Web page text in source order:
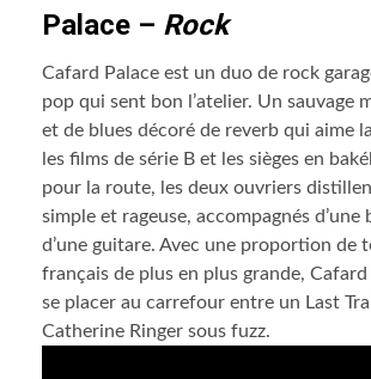
Palace – Rock
Cafard Palace est un duo de rock
pop qui sent bon l’atelier. Un sauvage
et de blues décoré de reverb qui aime
les films de série B et les sièges en
pour la route, les deux ouvriers
simple et rageuse, accompagnés d’une
d’une guitare. Avec une proportion de
français de plus en plus grande,
se placer au carrefour entre un Last
Catherine Ringer sous fuzz.